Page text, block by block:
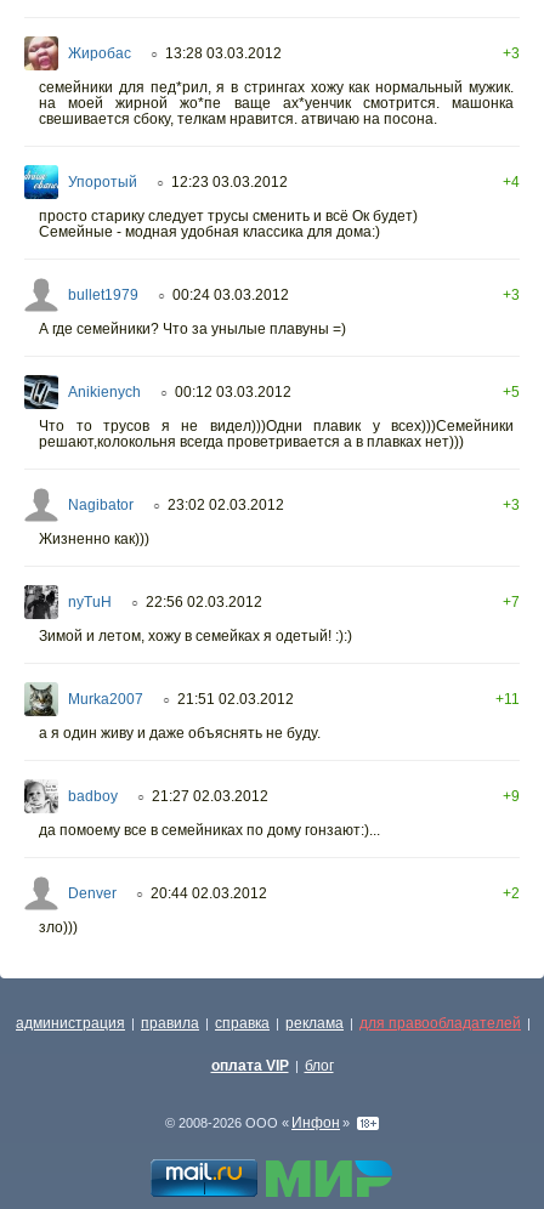
Жиробас ○ 13:28 03.03.2012
+3
семейники для пед*рил, я в стрингах хожу как нормальный мужик.
на моей жирной жо*пе ваще ах*уенчик смотрится. машонка
свешивается сбоку, телкам нравится. атвичаю на посона.
Упоротый ○ 12:23 03.03.2012
+4
просто старику следует трусы сменить и всё Ок будет)
Семейные - модная удобная классика для дома:)
bullet1979 ○ 00:24 03.03.2012
+3
А где семейники? Что за унылые плавуны =)
Anikienych ○ 00:12 03.03.2012
+5
Что то трусов я не видел)))Одни плавик у всех)))Семейники
решают,колокольня всегда проветривается а в плавках нет)))
Nagibator ○ 23:02 02.03.2012
+3
Жизненно как)))
nyTuH ○ 22:56 02.03.2012
+7
Зимой и летом, хожу в семейках я одетый! :):)
Murka2007 ○ 21:51 02.03.2012
+11
а я один живу и даже объяснять не буду.
badboy ○ 21:27 02.03.2012
+9
да помоему все в семейниках по дому гонзают:)...
Denver ○ 20:44 02.03.2012
+2
зло)))
администрация | правила | справка | реклама | для правообладателей |
оплата VIP | блог
© 2008-2026 ООО « Инфон »